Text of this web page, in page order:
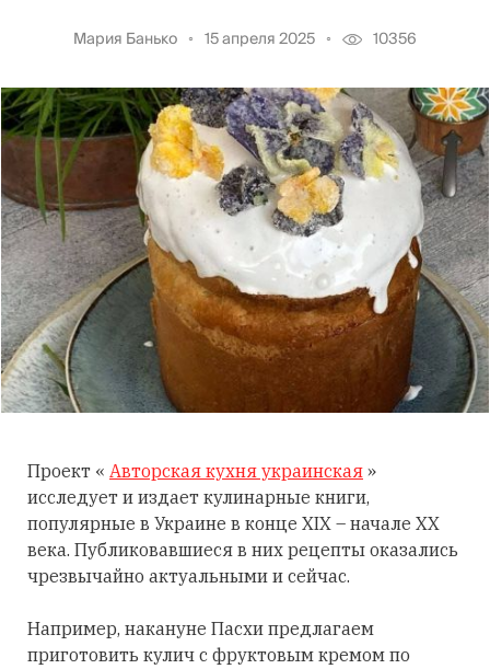
Мария Банько 15 апреля 2025 10356
Проект « Авторская кухня украинская »
исследует и издает кулинарные книги,
популярные в Украине в конце XIX – начале XX
века. Публиковавшиеся в них рецепты оказались
чрезвычайно актуальными и сейчас.
Например, накануне Пасхи предлагаем
приготовить кулич с фруктовым кремом по